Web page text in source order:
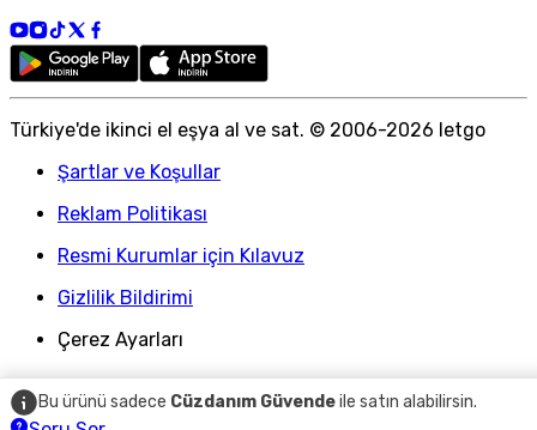
Bu ürünü sadece Cüzdanım Güvendeile satın alabilirsin.
Türkiye'de ikinci el eşya al ve sat. © 2006-2026 letgo
Şartlar ve Koşullar
Reklam Politikası
Resmi Kurumlar için Kılavuz
Gizlilik Bildirimi
Çerez Ayarları